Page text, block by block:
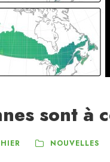
sont à
NOUVELLES